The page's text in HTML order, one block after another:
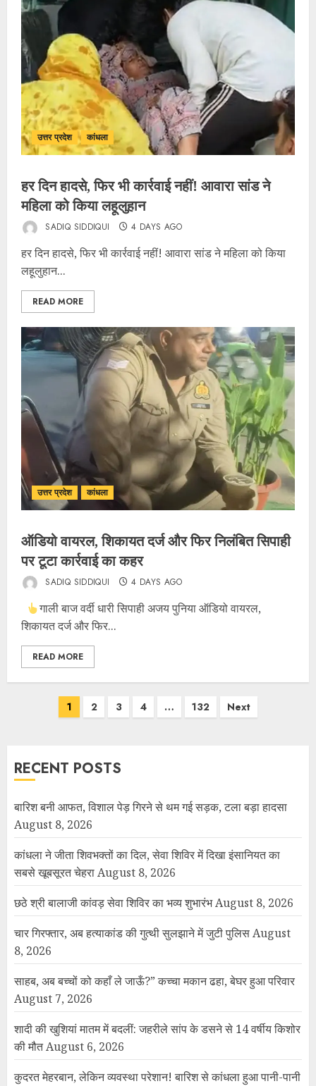
उत्तर प्रदेश कांधला
हर दिन हादसे, फिर भी कार्रवाई नहीं! आवारा सांड ने
महिला को किया लहूलुहान
SADIQ SIDDIQUI 4 DAYS AGO
हर दिन हादसे, फिर भी कार्रवाई नहीं! आवारा सांड ने महिला को किया
लहूलुहान...
READ MORE
उत्तर प्रदेश कांधला
ऑडियो वायरल, शिकायत दर्ज और फिर निलंबित सिपाही
पर टूटा कार्रवाई का कहर
SADIQ SIDDIQUI 4 DAYS AGO
गाली बाज वर्दी धारी सिपाही अजय पुनिया ऑडियो वायरल,
शिकायत दर्ज और फिर...
READ MORE
1 2 3 4 … 132 Next
RECENT POSTS
बारिश बनी आफत, विशाल पेड़ गिरने से थम गई सड़क, टला बड़ा हादसा
August 8, 2026
कांधला ने जीता शिवभक्तों का दिल, सेवा शिविर में दिखा इंसानियत का
सबसे खूबसूरत चेहराAugust 8, 2026
छठे श्री बालाजी कांवड़ सेवा शिविर का भव्य शुभारंभAugust 8, 2026
चार गिरफ्तार, अब हत्याकांड की गुत्थी सुलझाने में जुटी पुलिसAugust
8, 2026
साहब, अब बच्चों को कहाँ ले जाऊँ?” कच्चा मकान ढहा, बेघर हुआ परिवार
August 7, 2026
शादी की खुशियां मातम में बदलीं: जहरीले सांप के डसने से 14 वर्षीय किशोर
की मौतAugust 6, 2026
कुदरत मेहरबान, लेकिन व्यवस्था परेशान! बारिश से कांधला हुआ पानी-पानी